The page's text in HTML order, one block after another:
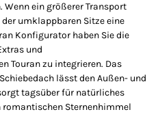
ein größerer Transport
umklappbaren Sitze eine
Konfigurator haben Sie die
und
Touran zu integrieren. Das
lässt den Außen- und
tagsüber für natürliches
Sternenhimmel